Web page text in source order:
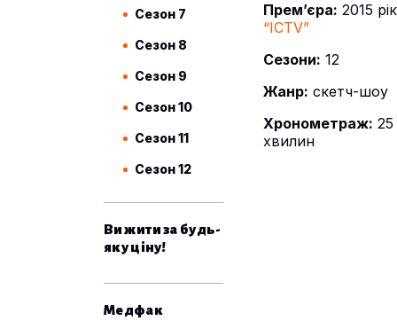
Сезон 7
Сезон 8
Сезон 9
Сезон 10
Сезон 11
Сезон 12
Вижити за будь-
яку ціну!
Медфак
Прем’єра: 2015 рік
“ICTV”
Сезони: 12
Жанр: скетч-шоу
Хронометраж: 25
хвилин